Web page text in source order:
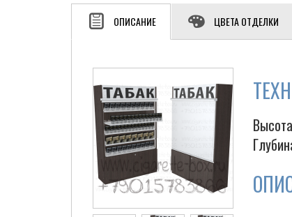
ОПИСАНИЕ ЦВЕТА ОТДЕЛКИ